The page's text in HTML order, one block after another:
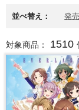
並べ替え： 発
対象商品： 1510